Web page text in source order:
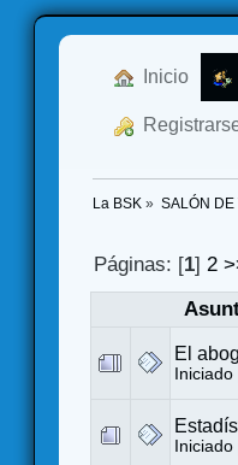
Inicio
La BSK » SALÓN DE
Páginas: [1]2
El